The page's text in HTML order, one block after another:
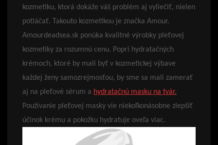
kozmetiku, ktorá dokáže váš problém aj vyliečiť, nielen
potláčať. Takouto kozmetikou je značka Amour.
Amourdeadsea.sk ponúka kvalitné výrobky pleťovej
kozmetiky za rozumnú cenu. Popri hydratačných
krémoch, ktoré by mali byť v kozmetickej výbave
každej ženy samozrejmosťou, by sme sa mali zamerať
aj na pleťové sérum a hydratačnú masku na tvár.
Používanie pleťovej masky vie niekoľkonásobne zlepšiť
účinok krému a pokožku hydratuje oveľa viac.